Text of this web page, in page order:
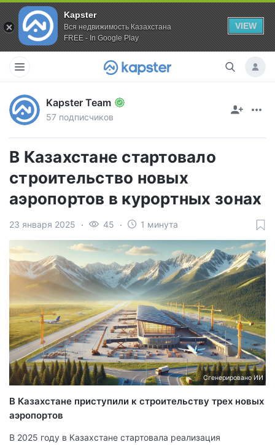
Kapster
Вся недвижимость Казахстана
FREE - In Google Play
VIEW
Kapster Team
57 подписчиков
В Казахстане стартовало
строительство новых
аэропортов в курортных зонах
23 января 2025 45 1 минута
Сгенерировано ИИ
В Казахстане приступили к строительству трех новых
аэропортов
В 2025 году в Казахстане стартовала реализация